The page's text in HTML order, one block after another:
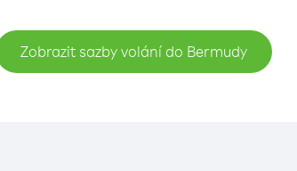
Zobrazit sazby volání do Bermudy